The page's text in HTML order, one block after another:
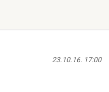
23.10.16. 17:00